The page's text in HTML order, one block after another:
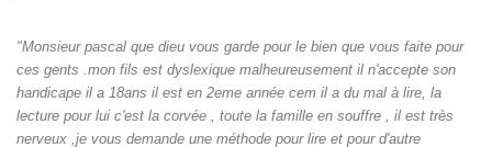
"Monsieur pascal que dieu vous garde pour le bien que vous faite pour
ces gents .mon fils est dyslexique malheureusement il n'accepte son
handicape il a 18ans il est en 2eme année cem il a du mal à lire, la
lecture pour lui c'est la corvée , toute la famille en souffre , il est très
nerveux ,je vous demande une méthode pour lire et pour d'autre